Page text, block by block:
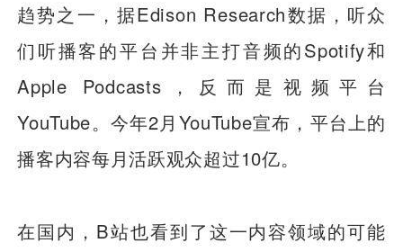
趋势之一，据Edison Research数据，听众
们听播客的平台并非主打音频的Spotify和
Apple Podcasts，反而是视频平台
YouTube。今年2月YouTube宣布，平台上的
播客内容每月活跃观众超过10亿。
在国内，B站也看到了这一内容领域的可能